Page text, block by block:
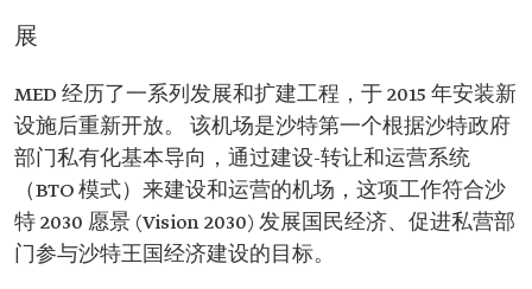
展
MED 经历了一系列发展和扩建工程，于 2015 年安装新
设施后重新开放。 该机场是沙特第一个根据沙特政府
部门私有化基本导向，通过建设-转让和运营系统
（BTO 模式）来建设和运营的机场，这项工作符合沙
特 2030 愿景 (Vision 2030) 发展国民经济、促进私营部
门参与沙特王国经济建设的目标。